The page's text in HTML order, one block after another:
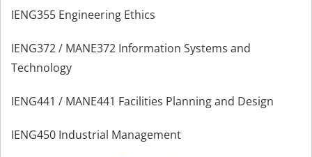
IENG355 Engineering Ethics
IENG372 / MANE372 Information Systems and
Technology
IENG441 / MANE441 Facilities Planning and Design
IENG450 Industrial Management